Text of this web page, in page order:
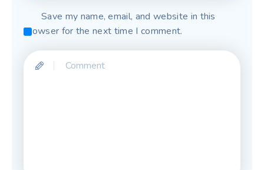
Save my name, email, and website in this
browser for the next time I comment.